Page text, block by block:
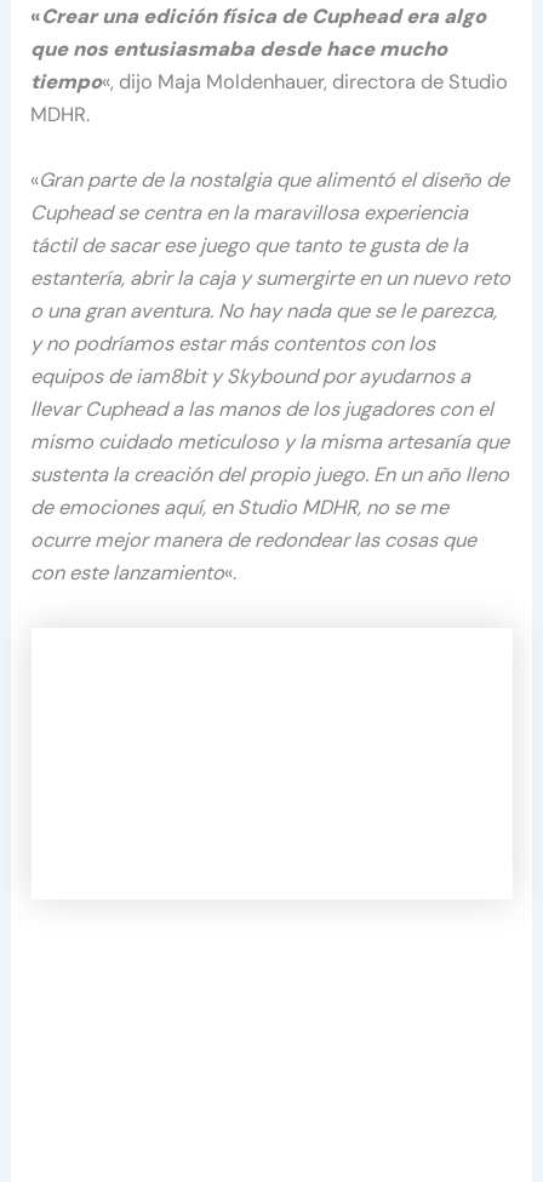
«Crear una edición física de Cuphead era algo
que nos entusiasmaba desde hace mucho
tiempo«, dijo Maja Moldenhauer, directora de Studio
MDHR.
«Gran parte de la nostalgia que alimentó el diseño de
Cuphead se centra en la maravillosa experiencia
táctil de sacar ese juego que tanto te gusta de la
estantería, abrir la caja y sumergirte en un nuevo reto
o una gran aventura. No hay nada que se le parezca,
y no podríamos estar más contentos con los
equipos de iam8bit y Skybound por ayudarnos a
llevar Cuphead a las manos de los jugadores con el
mismo cuidado meticuloso y la misma artesanía que
sustenta la creación del propio juego. En un año lleno
de emociones aquí, en Studio MDHR, no se me
ocurre mejor manera de redondear las cosas que
con este lanzamiento«.